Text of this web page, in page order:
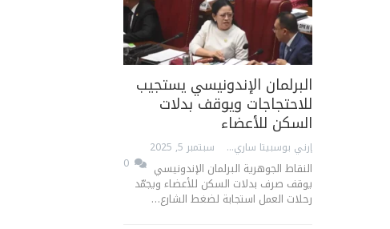
البرلمان الإندونيسي يستجيب
للاحتجاجات ويوقف بدلات
السكن للأعضاء
إرني بوسبيتا ساري
سبتمبر 5, 2025
النقاط الجوهرية البرلمان الإندونيسي
يوقف صرف بدلات السكن للأعضاء ويجمّد
رحلات العمل استجابة لضغط الشارع…